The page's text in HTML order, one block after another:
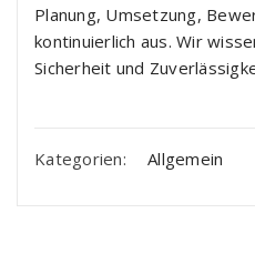
Planung, Umsetzung,
kontinuierlich aus. Wir
Sicherheit und
Kategorien: Allgemein